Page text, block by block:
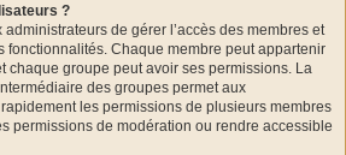
?
de gérer l’accès des membres et
fonctionnalités. Chaque membre peut appartenir
chaque groupe peut avoir ses permissions. La
des groupes permet aux
les permissions de plusieurs membres
permissions de modération ou rendre accessible